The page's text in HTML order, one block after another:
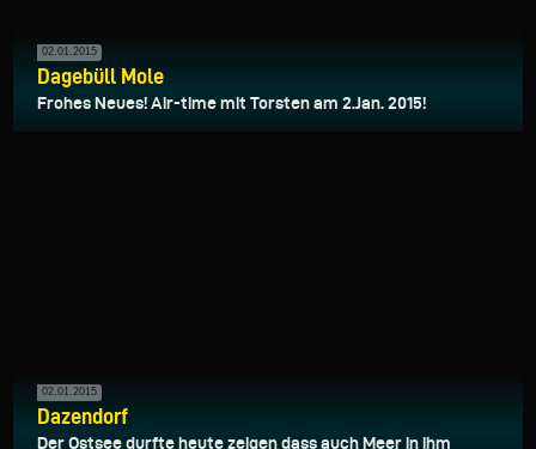
02.01.2015
Dagebüll Mole
Frohes Neues! Air-time mit Torsten am 2.Jan. 2015!
02.01.2015
Dazendorf
Der Ostsee durfte heute zeigen dass auch Meer in ihm